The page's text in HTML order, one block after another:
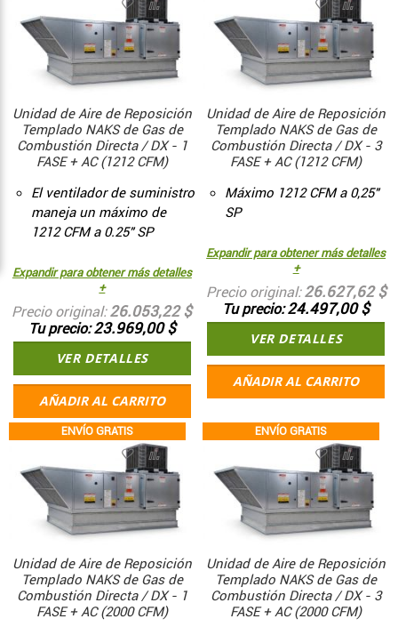
Unidad de Aire de Reposición
Templado NAKS de Gas de
Combustión Directa / DX - 1
FASE + AC (1212 CFM)
El ventilador de suministro
maneja un máximo de
1212 CFM a 0.25" SP
Expandir para obtener más detalles
+
Precio original 26.053,22 $
Tu precio 23.969,00 $
VER DETALLES
AÑADIR AL CARRITO
Unidad de Aire de Reposición
Templado NAKS de Gas de
Combustión Directa / DX - 3
FASE + AC (1212 CFM)
Máximo 1212 CFM a 0,25"
SP
Expandir para obtener más detalles
+
Precio original 26.627,62 $
Tu precio 24.497,00 $
VER DETALLES
AÑADIR AL CARRITO
ENVÍO GRATIS
Unidad de Aire de Reposición
Templado NAKS de Gas de
Combustión Directa / DX - 1
FASE + AC (2000 CFM)
ENVÍO GRATIS
Unidad de Aire de Reposición
Templado NAKS de Gas de
Combustión Directa / DX - 3
FASE + AC (2000 CFM)